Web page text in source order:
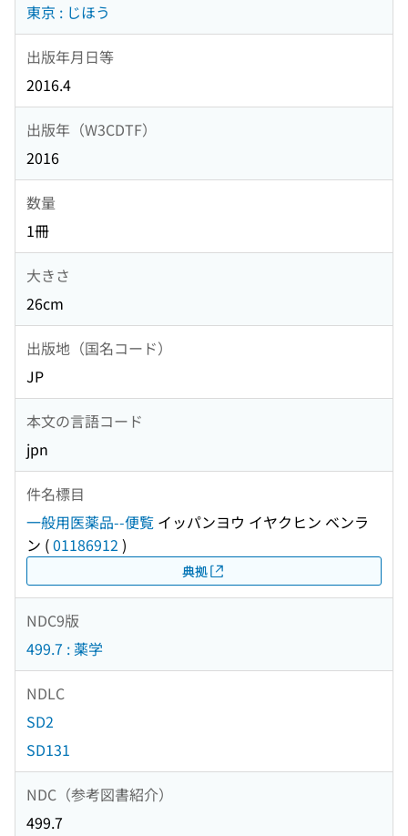
東京 : じほう
出版年月日等
2016.4
出版年（W3CDTF）
2016
数量
1冊
大きさ
26cm
出版地（国名コード）
JP
本文の言語コード
jpn
件名標目
一般用医薬品--便覧 イッパンヨウ イヤクヒン ベンラ
ン (01186912 )
典拠
NDC9版
499.7 : 薬学
NDLC
SD2
SD131
NDC（参考図書紹介）
499.7